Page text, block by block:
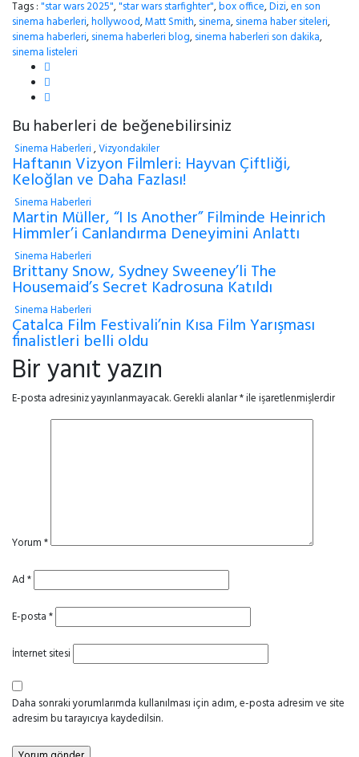
Tags :"star wars 2025","star wars starfighter",box office,Dizi,en son
sinema haberleri,hollywood,Matt Smith,sinema,sinema haber siteleri,
sinema haberleri,sinema haberleri blog,sinema haberleri son dakika,
sinema listeleri
Bu haberleri de beğenebilirsiniz
Sinema Haberleri,Vizyondakiler
Haftanın Vizyon Filmleri: Hayvan Çiftliği,
Keloğlan ve Daha Fazlası!
Sinema Haberleri
Martin Müller, “I Is Another” Filminde Heinrich
Himmler’i Canlandırma Deneyimini Anlattı
Sinema Haberleri
Brittany Snow, Sydney Sweeney’li The
Housemaid’s Secret Kadrosuna Katıldı
Sinema Haberleri
Çatalca Film Festivali’nin Kısa Film Yarışması
finalistleri belli oldu
Bir yanıt yazın
E-posta adresiniz yayınlanmayacak.Gerekli alanlar*ile işaretlenmişlerdir
Yorum*
Ad*
E-posta*
İnternet sitesi
Daha sonraki yorumlarımda kullanılması için adım, e-posta adresim ve site
adresim bu tarayıcıya kaydedilsin.